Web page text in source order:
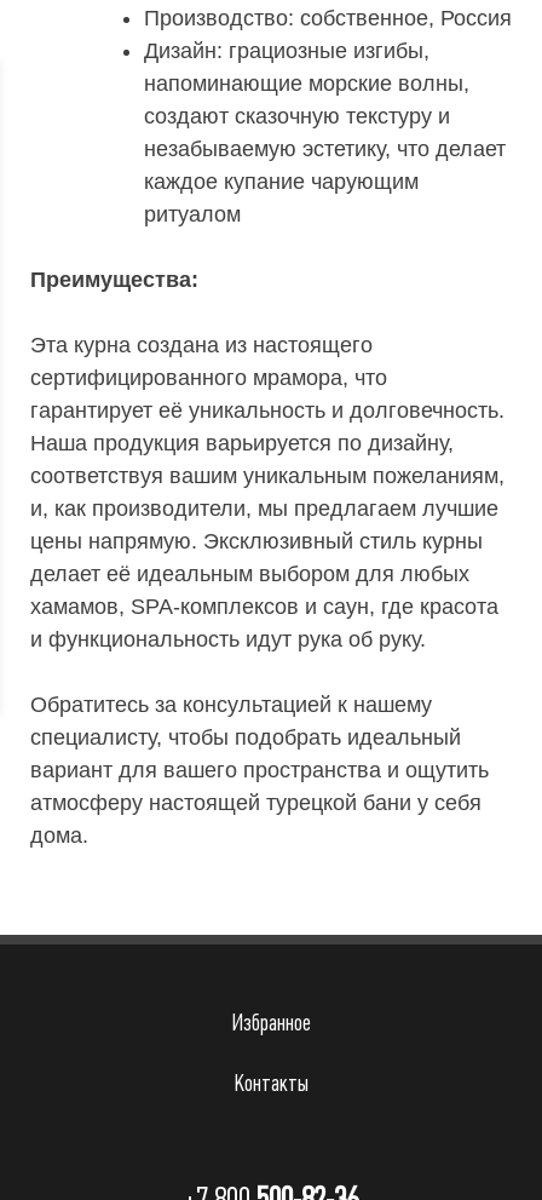
Производство: собственное, Россия
Дизайн: грациозные изгибы,
напоминающие морские волны,
создают сказочную текстуру и
незабываемую эстетику, что делает
каждое купание чарующим
ритуалом
Преимущества:
Эта курна создана из настоящего
сертифицированного мрамора, что
гарантирует её уникальность и долговечность.
Наша продукция варьируется по дизайну,
соответствуя вашим уникальным пожеланиям,
и, как производители, мы предлагаем лучшие
цены напрямую. Эксклюзивный стиль курны
делает её идеальным выбором для любых
хамамов, SPA-комплексов и саун, где красота
и функциональность идут рука об руку.
Обратитесь за консультацией к нашему
специалисту, чтобы подобрать идеальный
вариант для вашего пространства и ощутить
атмосферу настоящей турецкой бани у себя
дома.
Избранное
Контакты